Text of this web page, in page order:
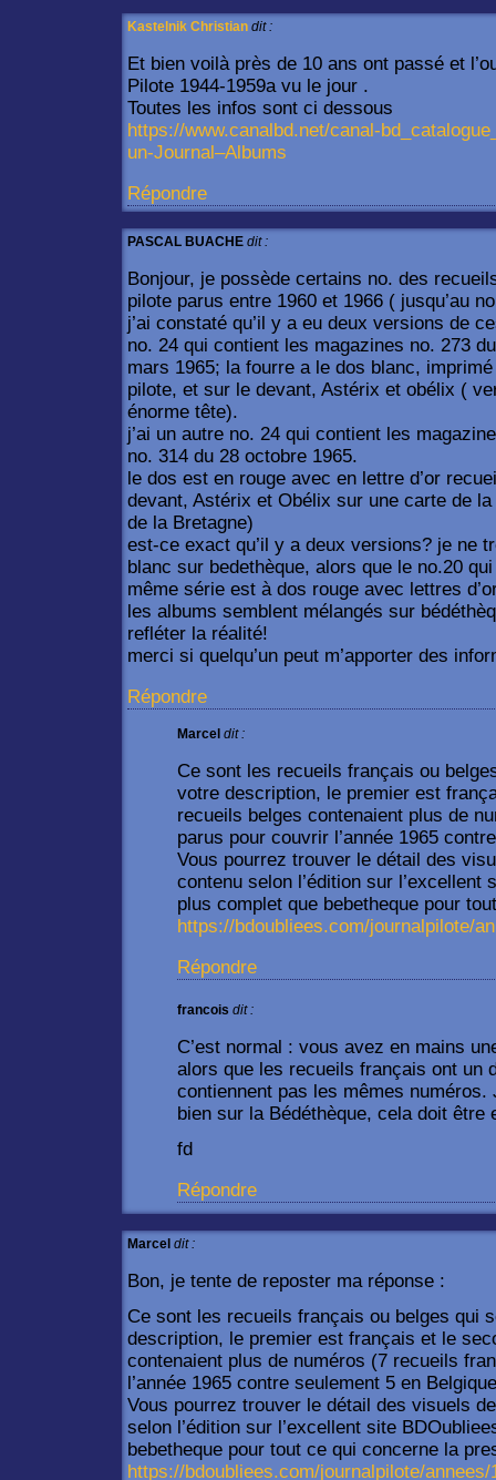
Kastelnik Christian dit :
Et bien voilà près de 10 ans ont passé et
Pilote 1944-1959a vu le jour .
Toutes les infos sont ci dessous
https://www.canalbd.net/canal-
un-Journal–Albums
Répondre
PASCAL BUACHE dit :
Bonjour, je possède certains no. des
pilote parus entre 1960 et 1966 ( jusqu’au
j’ai constaté qu’il y a eu deux versions de
no. 24 qui contient les magazines no. 273
mars 1965; la fourre a le dos blanc,
pilote, et sur le devant, Astérix et obélix (
énorme tête).
j’ai un autre no. 24 qui contient les
no. 314 du 28 octobre 1965.
le dos est en rouge avec en lettre d’or
devant, Astérix et Obélix sur une carte de
de la Bretagne)
est-ce exact qu’il y a deux versions? je ne
blanc sur bedethèque, alors que le no.20
même série est à dos rouge avec lettres
les albums semblent mélangés sur
refléter la réalité!
merci si quelqu’un peut m’apporter des
Répondre
Marcel dit :
Ce sont les recueils français ou
votre description, le premier est
recueils belges contenaient plus de
parus pour couvrir l’année 1965
Vous pourrez trouver le détail des
contenu selon l’édition sur l’excellent
plus complet que bebetheque pour
https://bdoubliees.com/journalpilote/
Répondre
francois dit :
C’est normal : vous avez en mains
alors que les recueils français ont un
contiennent pas les mêmes
bien sur la Bédéthèque, cela doit être
fd
Répondre
Marcel dit :
Bon, je tente de reposter ma réponse :
Ce sont les recueils français ou belges qui
description, le premier est français et le
contenaient plus de numéros (7 recueils
l’année 1965 contre seulement 5 en
Vous pourrez trouver le détail des visuels
selon l’édition sur l’excellent site
bebetheque pour tout ce qui concerne la
https://bdoubliees.com/journalpilote/annees/